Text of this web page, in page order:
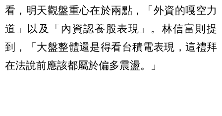
看，明天觀盤重心在於兩點，「外資的嘎空力
道」以及「內資認養股表現」。林信富則提
到，「大盤整體還是得看台積電表現，這禮拜
在法說前應該都屬於偏多震盪。」